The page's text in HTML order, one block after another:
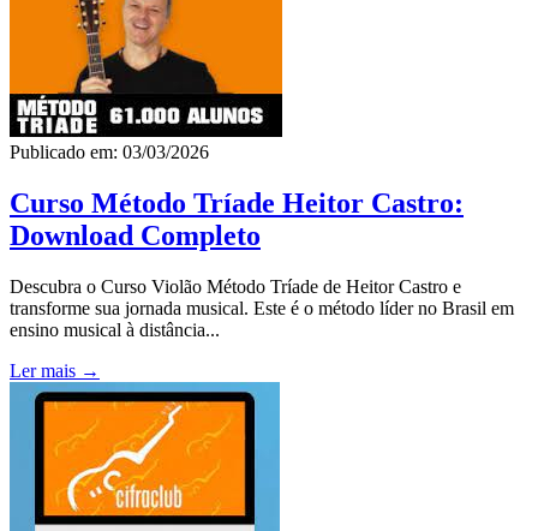
Publicado em: 03/03/2026
Curso Método Tríade Heitor Castro:
Download Completo
Descubra o Curso Violão Método Tríade de Heitor Castro e
transforme sua jornada musical. Este é o método líder no Brasil em
ensino musical à distância...
Ler mais →